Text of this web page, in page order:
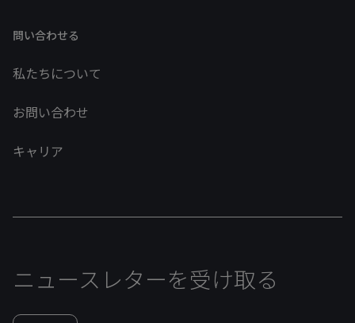
問い合わせる
私たちについて
お問い合わせ
キャリア
ニュースレターを受け取る